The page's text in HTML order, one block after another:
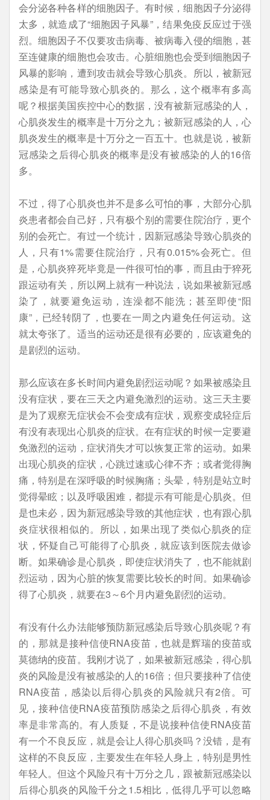
会分泌各种各样的细胞因子。有时候，细胞因子分泌得
太多，就造成了“细胞因子风暴”，结果免疫反应过于强
烈。细胞因子不仅要攻击病毒、被病毒入侵的细胞，甚
至连健康的细胞也会攻击。心脏细胞也会受到细胞因子
风暴的影响，遭到攻击就会导致心肌炎。所以，被新冠
感染是有可能导致心肌炎的。那么，这个概率有多高
呢？根据美国疾控中心的数据，没有被新冠感染的人，
心肌炎发生的概率是十万分之九；被新冠感染的人，心
肌炎发生的概率是十万分之一百五十。也就是说，被新
冠感染之后得心肌炎的概率是没有被感染的人的16倍
多。
不过，得了心肌炎也并不是多么可怕的事，大部分心肌
炎患者都会自己好，只有极个别的需要住院治疗，更个
别的会死亡。有过一个统计，因新冠感染导致心肌炎的
人，只有1%需要住院治疗，只有0.015%会死亡。但
是，心肌炎猝死毕竟是一件很可怕的事，而且由于猝死
跟运动有关，所以网上就有一种说法，说如果被新冠感
染了，就要避免运动，连澡都不能洗；甚至即使“阳
康”，已经转阴了，也要在一周之内避免任何运动。这
就太夸张了。适当的运动还是很有必要的，应该避免的
是剧烈的运动。
那么应该在多长时间内避免剧烈运动呢？如果被感染且
没有症状，要在三天之内避免激烈的运动。这三天主要
是为了观察无症状会不会变成有症状，观察变成轻症后
有没有表现出心肌炎的症状。在有症状的时候一定要避
免激烈的运动，症状消失才可以恢复正常的运动。如果
出现心肌炎的症状，心跳过速或心律不齐；或者觉得胸
痛，特别是在深呼吸的时候胸痛；头晕，特别是站立时
觉得晕眩；以及呼吸困难，都提示有可能是心肌炎。但
是也未必，因为新冠感染导致的其他症状，也有跟心肌
炎症状很相似的。所以，如果出现了类似心肌炎的症
状，怀疑自己可能得了心肌炎，就应该到医院去做诊
断。如果确诊是心肌炎，即使症状消失了，也不能就剧
烈运动，因为心脏的恢复需要比较长的时间。如果确诊
得了心肌炎，就要在3～6个月内避免剧烈的运动。
有没有什么办法能够预防新冠感染后导致心肌炎呢？有
的，那就是接种信使RNA疫苗，也就是辉瑞的疫苗或
莫德纳的疫苗。我刚才说了，如果被新冠感染，得心肌
炎的风险是没有被感染的人的16倍；但只要接种了信使
RNA疫苗，感染以后得心肌炎的风险就只有2倍。可
见，接种信使RNA疫苗预防感染之后得心肌炎，有效
率是非常高的。有人质疑，不是说接种信使RNA疫苗
有一个不良反应，就是会让人得心肌炎吗？没错，是有
这样的不良反应，主要发生在年轻人身上，特别是男性
年轻人。但这个风险只有十万分之几，跟被新冠感染以
后得心肌炎的风险千分之1.5相比，低得几乎可以忽略